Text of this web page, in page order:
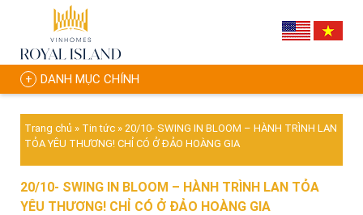
DANH MỤC CHÍNH
Trang chủ » Tin tức » 20/10- SWING IN BLOOM – HÀNH TRÌNH LAN
TỎA YÊU THƯƠNG! CHỈ CÓ Ở ĐẢO HOÀNG GIA
20/10- SWING IN BLOOM – HÀNH TRÌNH LAN TỎA
YÊU THƯƠNG! CHỈ CÓ Ở ĐẢO HOÀNG GIA